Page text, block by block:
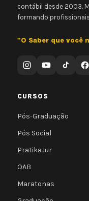
contábil desde 2003.
formando
"O Saber que você
CURSOS
Pós-Graduação
Pós Social
PratikaJur
OAB
Maratonas